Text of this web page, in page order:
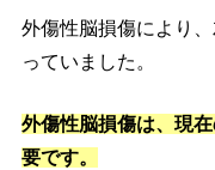
外傷性脳損傷により
っていました。
外傷性脳損傷は、現
要です。